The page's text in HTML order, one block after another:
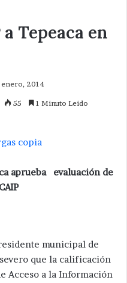
Tepeaca en
2014
55 1 Minuto Leido
aprueba evaluación de
municipal de
que la calificación
Acceso a la Información